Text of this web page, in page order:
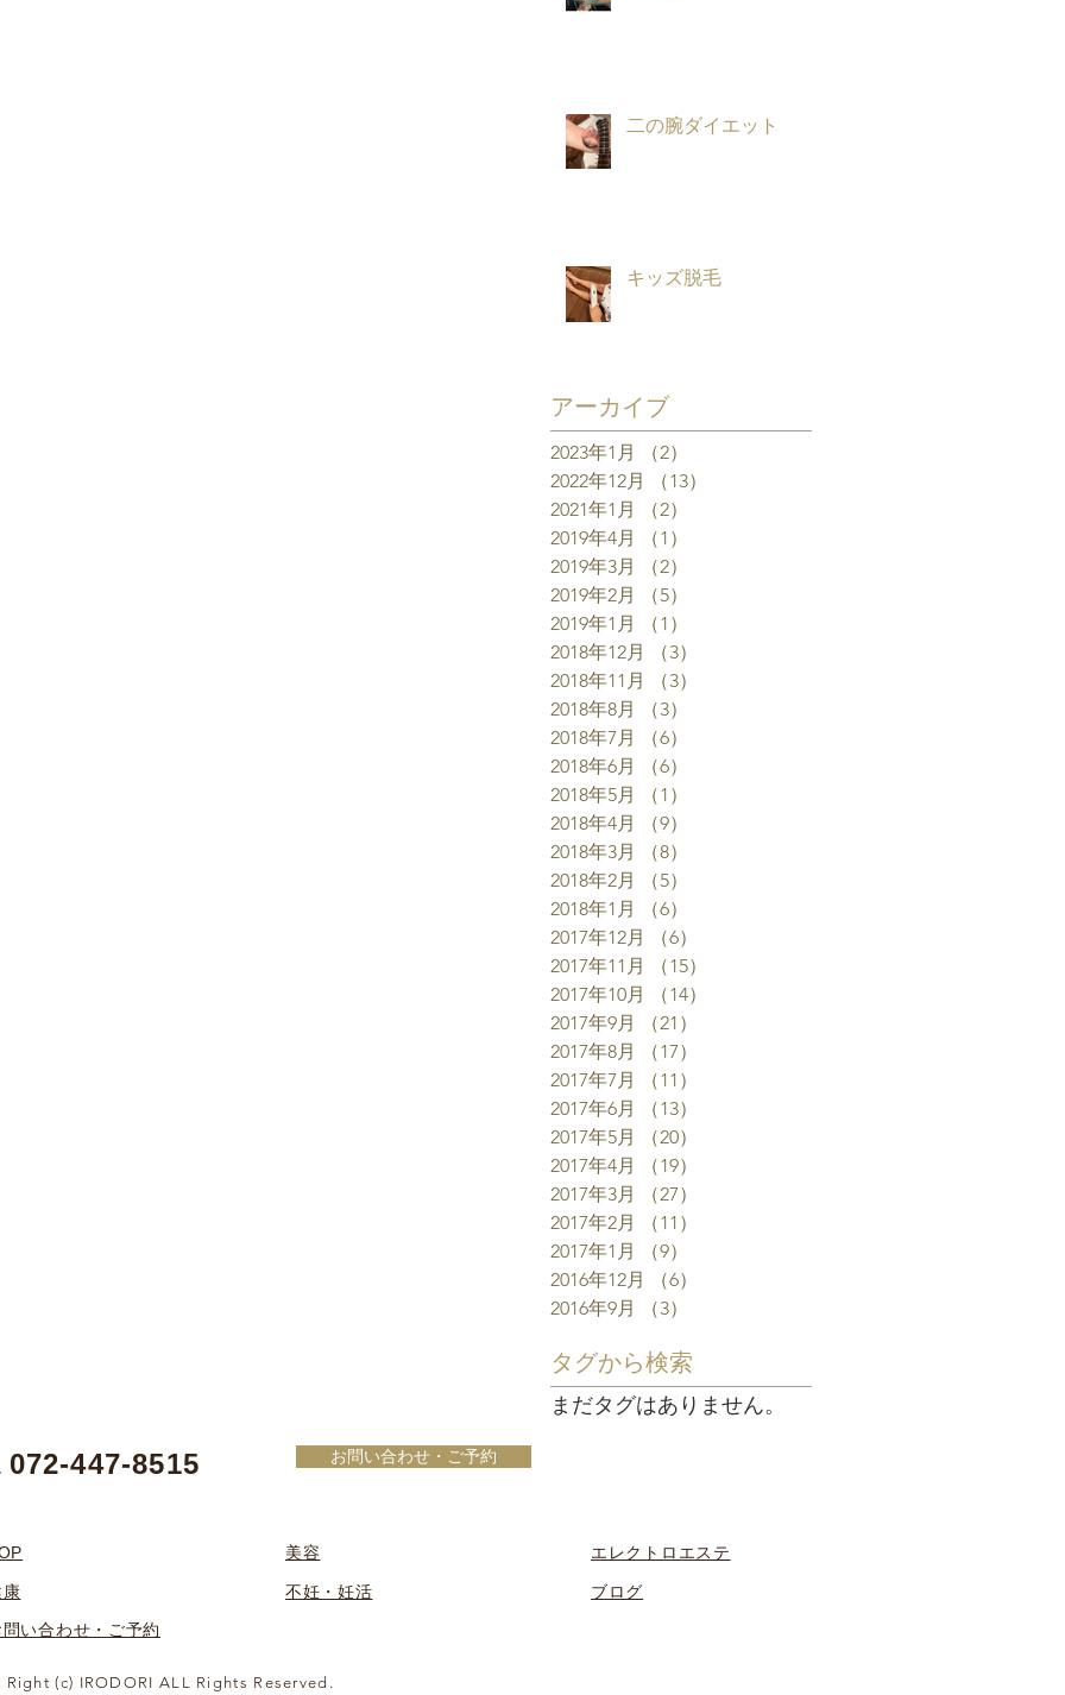
二の腕ダイエット
キッズ脱毛
アーカイブ
2023年1月 （2）
2022年12月
（13）
2021年1月
（2）
2019年4月
（1）
2019年3月
（2）
2019年2月
（5）
2019年1月
（1）
2018年12月
（3）
2018年11月
（3）
2018年8月
（3）
2018年7月
（6）
2018年6月
（6）
2018年5月
（1）
2018年4月
（9）
2018年3月
（8）
2018年2月
（5）
2018年1月
（6）
2017年12月
（6）
2017年11月
（15）
2017年10月
（14）
2017年9月
（21）
2017年8月
（17）
2017年7月
（11）
2017年6月
（13）
2017年5月
（20）
2017年4月
（19）
2017年3月
（27）
2017年2月
（11）
2017年1月
（9）
2016年12月
（6）
2016年9月
（3）
タグから検索
まだタグはありません。
072-447-8515 お問い合わせ・ご予約
美容
不妊・妊活
エレクトロエステ
ブログ
問い合わせ・ご予約
Right (c) IRODORI ALL Rights Reserved.